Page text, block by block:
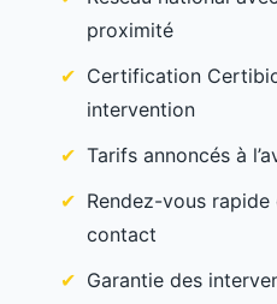
proximité
Certification
intervention
Tarifs annoncés à
Rendez-vous
contact
Garantie des